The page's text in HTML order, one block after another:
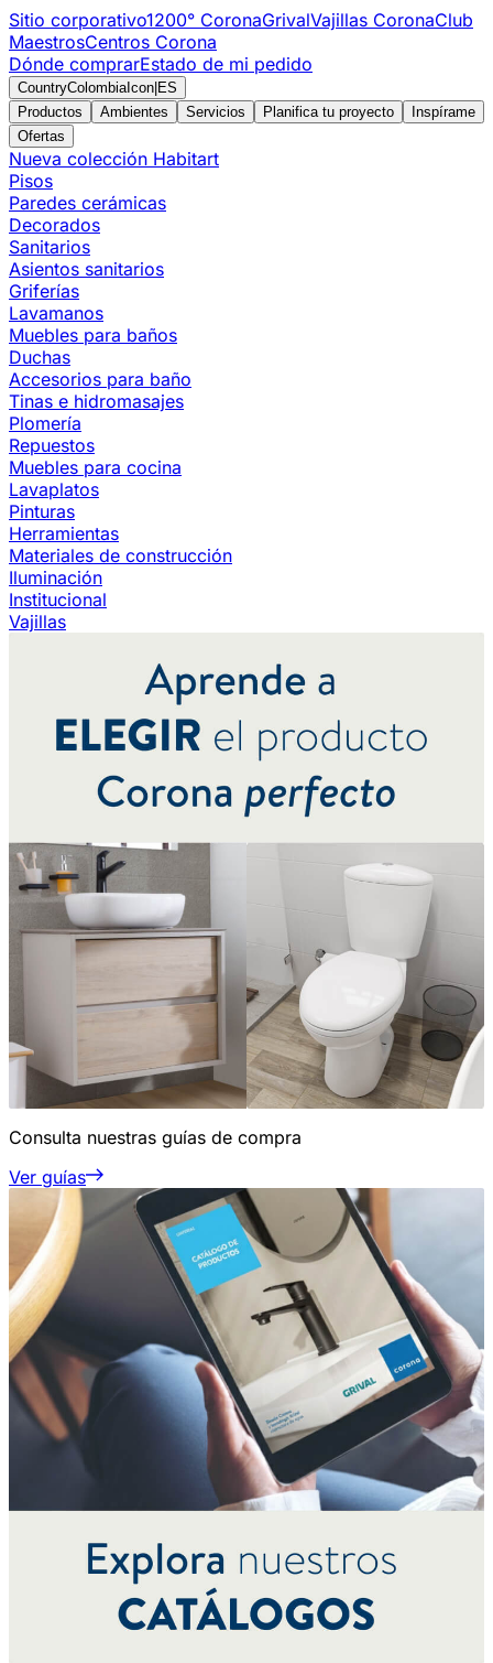
Sitio corporativo1200° CoronaGrivalVajillas CoronaClub
MaestrosCentros Corona
Dónde comprarEstado de mi pedido
CountryColombiaIcon ES
Productos
Ambientes Servicios Planifica tu proyecto
Inspírame
Ofertas
Nueva colección Habitart
Pisos
Paredes cerámicas
Decorados
Sanitarios
Asientos sanitarios
Griferías
Lavamanos
Muebles para baños
Duchas
Accesorios para baño
Tinas e hidromasajes
Plomería
Repuestos
Muebles para cocina
Lavaplatos
Pinturas
Herramientas
Materiales de construcción
Iluminación
Institucional
Vajillas
Consulta nuestras guías de compra
Ver guías